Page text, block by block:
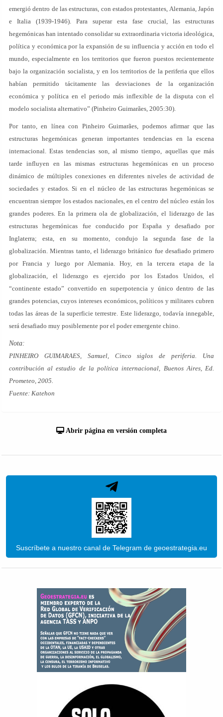
emergió dentro de las estructuras, con estados protestantes, Alemania, Japón
e Italia (1939-1946). Para superar esta fase crucial, las estructuras
hegemónicas han intentado consolidar su extraordinaria victoria ideológica,
política y económica por la expansión de su influencia y acción en todo el
mundo, especialmente en los territorios que fueron puestos recientemente
bajo la organización socialista, y en los territorios de la periferia que ellos
habían permitido tácitamente las desviaciones de la organización
económica y política en el periodo más inflexible de la disputa con el
modelo socialista alternativo” (Pinheiro Guimarães, 2005:30).
Por tanto, en línea con Pinheiro Guimarães, podemos afirmar que las
estructuras hegemónicas generan importantes tendencias en la escena
internacional. Estas tendencias son, al mismo tiempo, aquellas que más
tarde influyen en las mismas estructuras hegemónicas en un proceso
dinámico de múltiples conexiones en diferentes niveles de actividad de
sociedades y estados. Si en el núcleo de las estructuras hegemónicas se
encuentran siempre los estados nacionales, en el centro del núcleo están los
grandes poderes. En la primera ola de globalización, el liderazgo de las
estructuras hegemónicas fue conducido por España y desafiado por
Inglaterra; esta, en su momento, condujo la segunda fase de la
globalización. Mientras tanto, el liderazgo británico fue desafiado primero
por Francia y luego por Alemania. Hoy, en la tercera etapa de la
globalización, el liderazgo es ejercido por los Estados Unidos, el
“continente estado” convertido en superpotencia y único dentro de las
grandes potencias, cuyos intereses económicos, políticos y militares cubren
todas las áreas de la superficie terrestre. Este liderazgo, todavía innegable,
será desafiado muy posiblemente por el poder emergente chino.
Nota:
PINHEIRO GUIMARAES, Samuel, Cinco siglos de periferia. Una
contribución al estudio de la política internacional, Buenos Aires, Ed.
Prometeo, 2005.
Fuente: Katehon
Abrir página en versión completa
Suscríbete a nuestro canal de Telegram de geoestrategia.eu